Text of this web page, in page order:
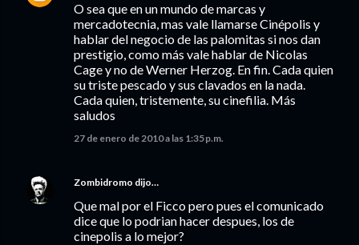
O sea que en un mundo de marcas y
mercadotecnia, mas vale llamarse Cinépolis y
hablar del negocio de las palomitas si nos dan
prestigio, como más vale hablar de Nicolas
Cage y no de Werner Herzog. En fin. Cada quien
su triste pescado y sus clavados en la nada.
Cada quien, tristemente, su cinefilia. Más
saludos
27 de enero de 2010 a las 1:35 p.m.
Zombidromo dijo…
Que mal por el Ficco pero pues el comunicado
dice que lo podrian hacer despues, los de
cinepolis a lo mejor?